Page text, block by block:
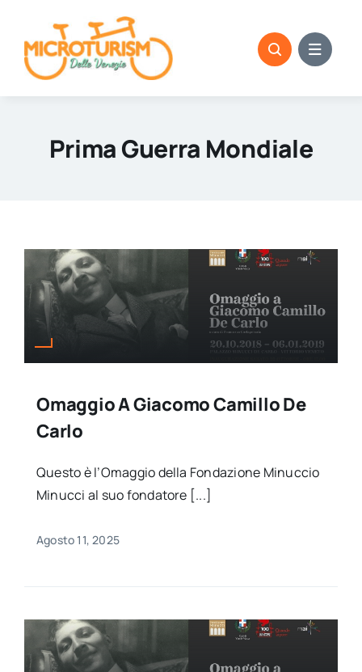
content
Prima Guerra Mondiale
Omaggio A Giacomo Camillo De
Carlo
Questo è l’Omaggio della Fondazione Minuccio
Minucci al suo fondatore [...]
Agosto 11, 2025